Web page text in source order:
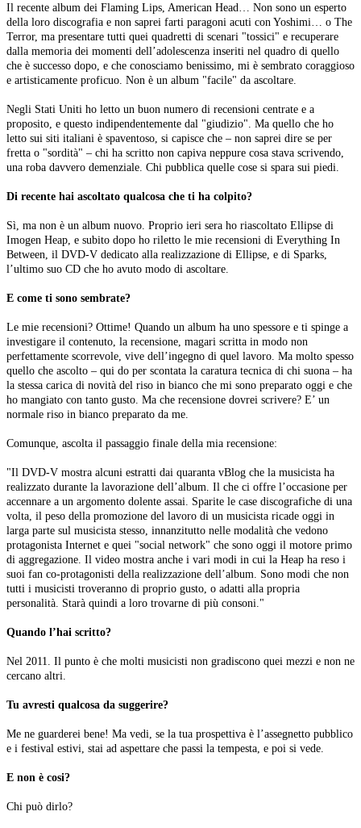
Il recente album dei Flaming Lips, American Head… Non sono un esperto
della loro discografia e non saprei farti paragoni acuti con Yoshimi… o The
Terror, ma presentare tutti quei quadretti di scenari "tossici" e recuperare
dalla memoria dei momenti dell’adolescenza inseriti nel quadro di quello
che è successo dopo, e che conosciamo benissimo, mi è sembrato coraggioso
e artisticamente proficuo. Non è un album "facile" da ascoltare.
Negli Stati Uniti ho letto un buon numero di recensioni centrate e a
proposito, e questo indipendentemente dal "giudizio". Ma quello che ho
letto sui siti italiani è spaventoso, si capisce che – non saprei dire se per
fretta o "sordità" – chi ha scritto non capiva neppure cosa stava scrivendo,
una roba davvero demenziale. Chi pubblica quelle cose si spara sui piedi.
Di recente hai ascoltato qualcosa che ti ha colpito?
Sì, ma non è un album nuovo. Proprio ieri sera ho riascoltato Ellipse di
Imogen Heap, e subito dopo ho riletto le mie recensioni di Everything In
Between, il DVD-V dedicato alla realizzazione di Ellipse, e di Sparks,
l’ultimo suo CD che ho avuto modo di ascoltare.
E come ti sono sembrate?
Le mie recensioni? Ottime! Quando un album ha uno spessore e ti spinge a
investigare il contenuto, la recensione, magari scritta in modo non
perfettamente scorrevole, vive dell’ingegno di quel lavoro. Ma molto spesso
quello che ascolto – qui do per scontata la caratura tecnica di chi suona – ha
la stessa carica di novità del riso in bianco che mi sono preparato oggi e che
ho mangiato con tanto gusto. Ma che recensione dovrei scrivere? E’ un
normale riso in bianco preparato da me.
Comunque, ascolta il passaggio finale della mia recensione:
"Il DVD-V mostra alcuni estratti dai quaranta vBlog che la musicista ha
realizzato durante la lavorazione dell’album. Il che ci offre l’occasione per
accennare a un argomento dolente assai. Sparite le case discografiche di una
volta, il peso della promozione del lavoro di un musicista ricade oggi in
larga parte sul musicista stesso, innanzitutto nelle modalità che vedono
protagonista Internet e quei "social network" che sono oggi il motore primo
di aggregazione. Il video mostra anche i vari modi in cui la Heap ha reso i
suoi fan co-protagonisti della realizzazione dell’album. Sono modi che non
tutti i musicisti troveranno di proprio gusto, o adatti alla propria
personalità. Starà quindi a loro trovarne di più consoni."
Quando l’hai scritto?
Nel 2011. Il punto è che molti musicisti non gradiscono quei mezzi e non ne
cercano altri.
Tu avresti qualcosa da suggerire?
Me ne guarderei bene! Ma vedi, se la tua prospettiva è l’assegnetto pubblico
e i festival estivi, stai ad aspettare che passi la tempesta, e poi si vede.
E non è cosi?
Chi può dirlo?